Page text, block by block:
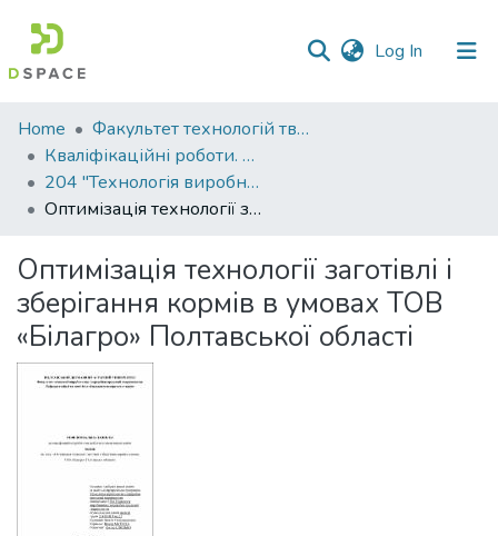
Log In (current)
Communities
&
Collections
Statistics
Home
Факультет технологій тваринництва та продовольства
Кваліфікаційні роботи. Факультет технологій тваринництва та продовольства
204 "Технологія виробництва і переробки продукції тваринництва" - Магістри 2021-2022
Оптимізація технології заготівлі і зберігання кормів в умовах ТОВ «Білагро» Полтавської області
Оптимізація технології заготівлі і
зберігання кормів в умовах ТОВ
«Білагро» Полтавської області